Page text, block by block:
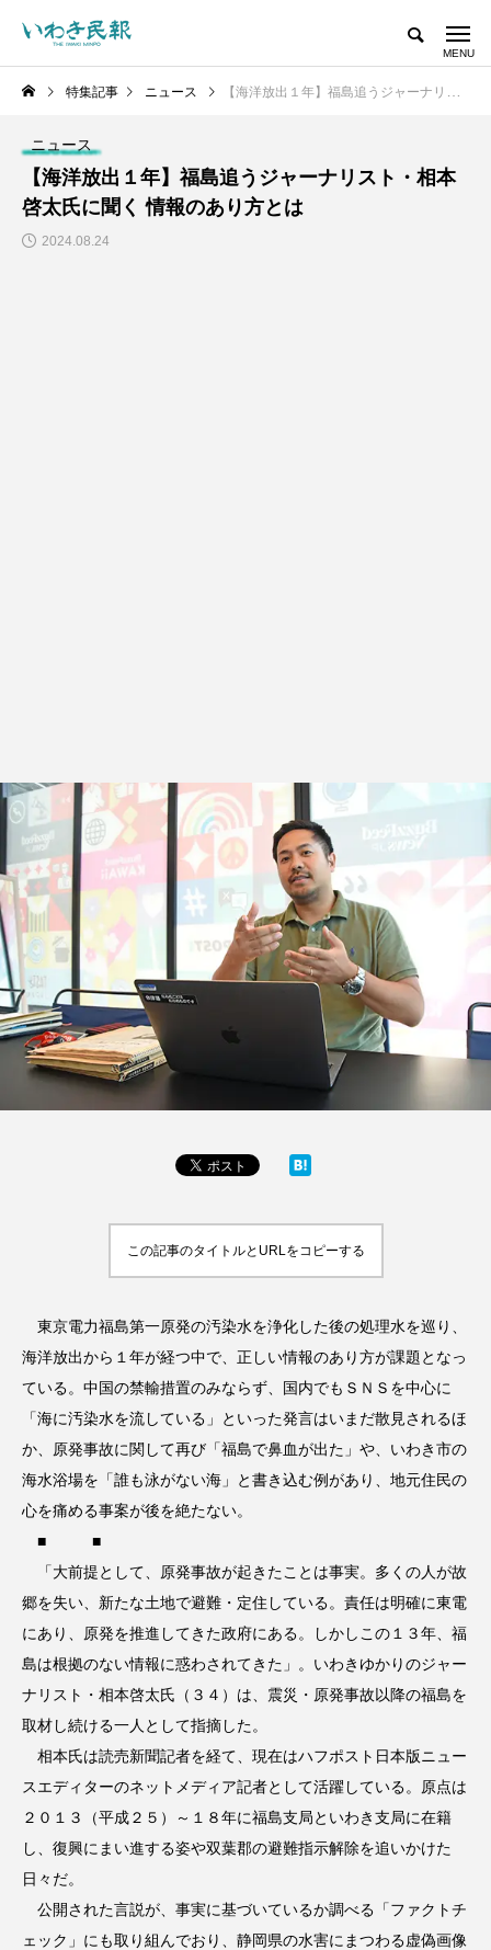
特集記事 ニュース 【海洋放出１年】福島追うジャーナリスト・相本啓太氏に聞く 情報のあり方とは
ニュース
【海洋放出１年】福島追うジャーナリスト・相本
啓太氏に聞く 情報のあり方とは
2024.08.24
この記事のタイトルとURLをコピーする
東京電力福島第一原発の汚染水を浄化した後の処理水を巡り、
海洋放出から１年が経つ中で、正しい情報のあり方が課題となっ
ている。中国の禁輸措置のみならず、国内でもＳＮＳを中心に
「海に汚染水を流している」といった発言はいまだ散見されるほ
か、原発事故に関して再び「福島で鼻血が出た」や、いわき市の
海水浴場を「誰も泳がない海」と書き込む例があり、地元住民の
心を痛める事案が後を絶たない。
■ ■
「大前提として、原発事故が起きたことは事実。多くの人が故
郷を失い、新たな土地で避難・定住している。責任は明確に東電
にあり、原発を推進してきた政府にある。しかしこの１３年、福
島は根拠のない情報に惑わされてきた」。いわきゆかりのジャー
ナリスト・相本啓太氏（３４）は、震災・原発事故以降の福島を
取材し続ける一人として指摘した。
相本氏は読売新聞記者を経て、現在はハフポスト日本版ニュー
スエディターのネットメディア記者として活躍している。原点は
２０１３（平成２５）～１８年に福島支局といわき支局に在籍
し、復興にまい進する姿や双葉郡の避難指示解除を追いかけた
日々だ。
公開された言説が、事実に基づいているか調べる「ファクトチ
ェック」にも取り組んでおり、静岡県の水害にまつわる虚偽画像